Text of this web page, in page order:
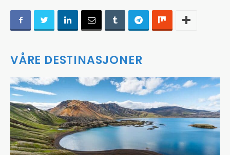
VÅRE DESTINASJONER